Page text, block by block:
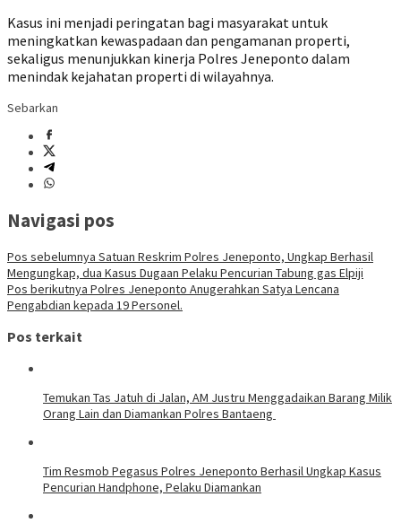
Kasus ini menjadi peringatan bagi masyarakat untuk
meningkatkan kewaspadaan dan pengamanan properti,
sekaligus menunjukkan kinerja Polres Jeneponto dalam
menindak kejahatan properti di wilayahnya.
Sebarkan
Navigasi pos
Pos sebelumnya Satuan Reskrim Polres Jeneponto, Ungkap Berhasil
Mengungkap, dua Kasus Dugaan Pelaku Pencurian Tabung gas Elpiji
Pos berikutnya Polres Jeneponto Anugerahkan Satya Lencana
Pengabdian kepada 19 Personel.
Pos terkait
Temukan Tas Jatuh di Jalan, AM Justru Menggadaikan Barang Milik
Orang Lain dan Diamankan Polres Bantaeng
Tim Resmob Pegasus Polres Jeneponto Berhasil Ungkap Kasus
Pencurian Handphone, Pelaku Diamankan